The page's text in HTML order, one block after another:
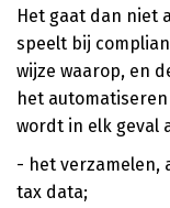
Het gaat dan niet
speelt bij
wijze waarop, en
het
wordt in elk geval
- het verzamelen,
tax data;